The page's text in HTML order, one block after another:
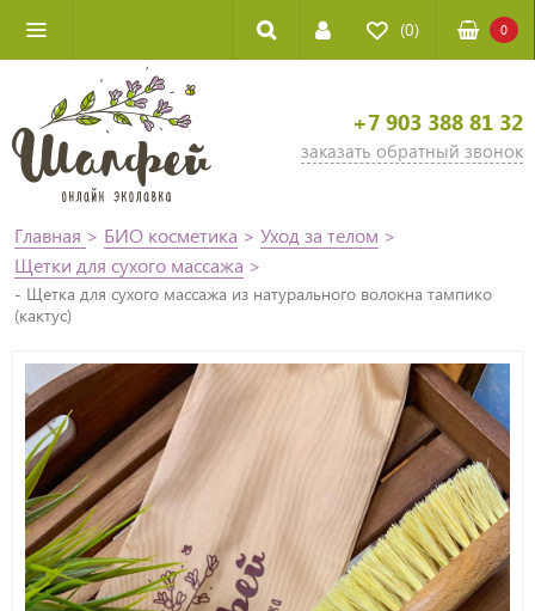
(0) 0
+7 903 388 81 32
заказать обратный звонок
Главная > БИО косметика > Уход за телом >
Щетки для сухого массажа >
- Щетка для сухого массажа из натурального волокна тампико
(кактус)